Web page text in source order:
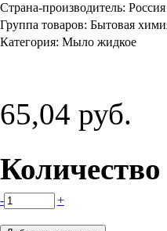
Страна-производитель: Россия
Группа товаров: Бытовая
Категория: Мыло жидкое
65,04 руб.
Количество
- +